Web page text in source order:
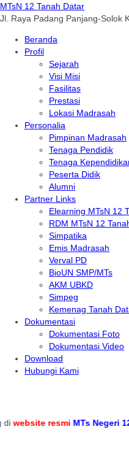
MTsN 12 Tanah Datar
Jl. Raya Padang Panjang-Solok
Beranda
Profil
Sejarah
Visi Misi
Fasilitas
Prestasi
Lokasi Madrasah
Personalia
Pimpinan Madrasah
Tenaga Pendidik
Tenaga
Peserta Didik
Alumni
Partner Links
Elearning MTsN 12
RDM MTsN 12
Simpatika
Emis Madrasah
Verval PD
BioUN SMP/MTs
AKM UBKD
Simpeg
Kemenag Tanah
Dokumentasi
Dokumentasi Foto
Dokumentasi Video
Download
Hubungi Kami
resmi MTs Negeri 12